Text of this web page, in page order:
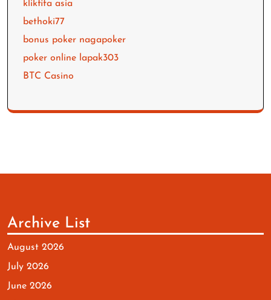
klikfifa asia
bethoki77
bonus poker nagapoker
poker online lapak303
BTC Casino
Archive List
August 2026
July 2026
June 2026